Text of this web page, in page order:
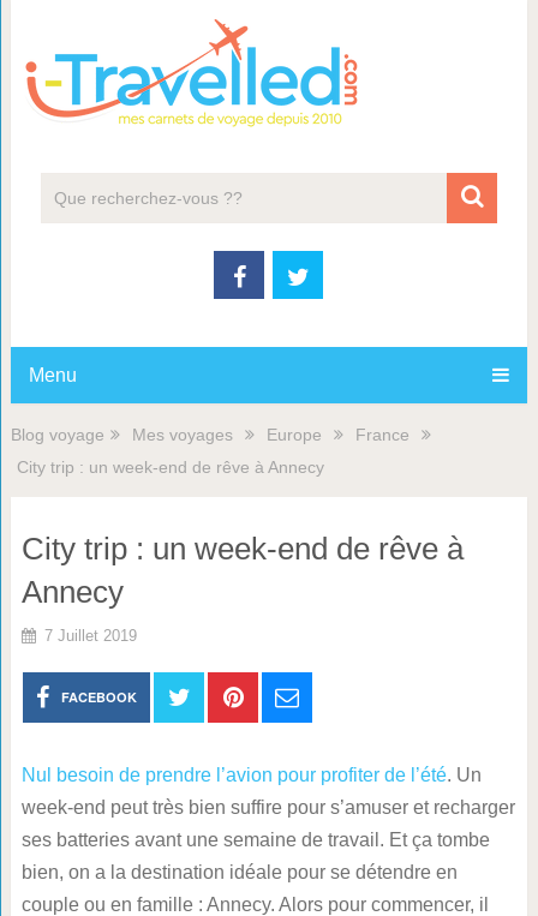
Menu
Blog voyage Mes voyages Europe
France
City trip : un week-end de rêve à Annecy
City trip : un week-end de rêve à
Annecy
7 Juillet 2019
FACEBOOK
Nul besoin de prendre l’avion pour profiter de l’été. Un
week-end peut très bien suffire pour s’amuser et recharger
ses batteries avant une semaine de travail. Et ça tombe
bien, on a la destination idéale pour se détendre en
couple ou en famille : Annecy. Alors pour commencer, il